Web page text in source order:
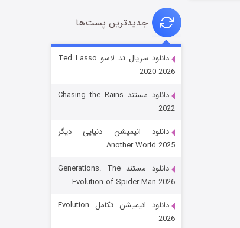
قسمت
جدیدترین پست‌ها
دانلود سریال تد لاسو Ted Lasso
2020-2026
دانلود مستند Chasing the Rains
2022
دانلود انیمیشن دنیایی دیگر
Another World 2025
دانلود مستند Generations: The
Evolution of Spider-Man 2026
دانلود انیمیشن تکامل Evolution
2026